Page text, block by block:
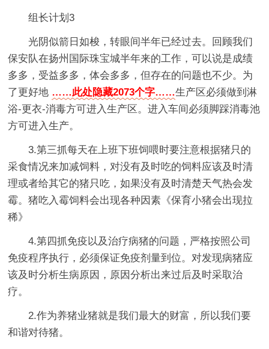
组长计划3
光阴似箭日如梭，转眼间半年已经过去。回顾我们
保安队在扬州国际珠宝城半年来的工作，可以说是成绩
多多，受益多多，体会多多，但存在的问题也不少。为
了更好地 ……此处隐藏2073个字……生产区必须做到淋
浴-更衣-消毒方可进入生产区。进入车间必须脚踩消毒池
方可进入生产。
3.第三抓每天在上班下班饲喂时要注意根据猪只的
采食情况来加减饲料，对没有及时吃的饲料应该及时清
理或者给其它的猪只吃，如果没有及时清楚天气热会发
霉。猪吃入霉饲料会出现各种因素《保育小猪会出现拉
稀》
4.第四抓免疫以及治疗病猪的问题，严格按照公司
免疫程序执行，必须保证免疫剂量到位。对发现病猪应
该及时分析生病原因，原因分析出来过后及时采取治
疗。
2.作为养猪业猪就是我们最大的财富，所以我们要
和谐对待猪。